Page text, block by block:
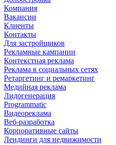
Компания
Вакансии
Клиенты
Контакты
Для застройщиков
Рекламные кампании
Контекстная реклама
Реклама в социальных сетях
Ретаргетинг и ремаркетинг
Медийная реклама
Лидогенерация
Programmatic
Видеореклама
Веб-разработка
Корпоративные сайты
Лендинги для недвижимости